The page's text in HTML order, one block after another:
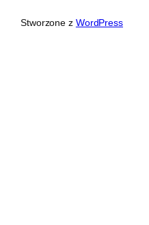
Stworzone z WordPress